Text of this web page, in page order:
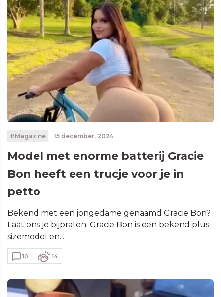
#Magazine 15 december, 2024
Model met enorme batterij Gracie
Bon heeft een trucje voor je in
petto
Bekend met een jongedame genaamd Gracie Bon?
Laat ons je bijpraten. Gracie Bon is een bekend plus-
sizemodel en...
10 14